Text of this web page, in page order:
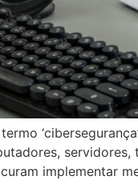
implementar